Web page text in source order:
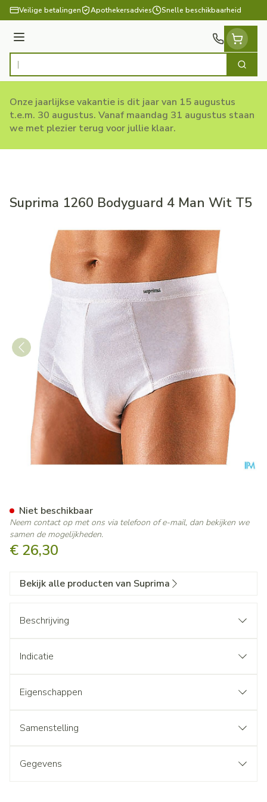
Ga naar de inhoud
Veilige betalingen Apothekersadvies Snelle beschikbaarheid
Menu
Product, merk, categorie... Zoek
Onze jaarlijkse vakantie is dit jaar van 15 augustus
t.e.m. 30 augustus. Vanaf maandag 31 augustus staan
we met plezier terug voor jullie klaar.
Suprima 1260 Bodyguard 4 Man Wit T5
€ 26,30
Niet beschikbaar
Neem contact op met ons via telefoon of e-mail, dan bekijken we
samen de mogelijkheden.
Bekijk alle producten van Suprima
Beschrijving
Indicatie
Eigenschappen
Samenstelling
Gegevens